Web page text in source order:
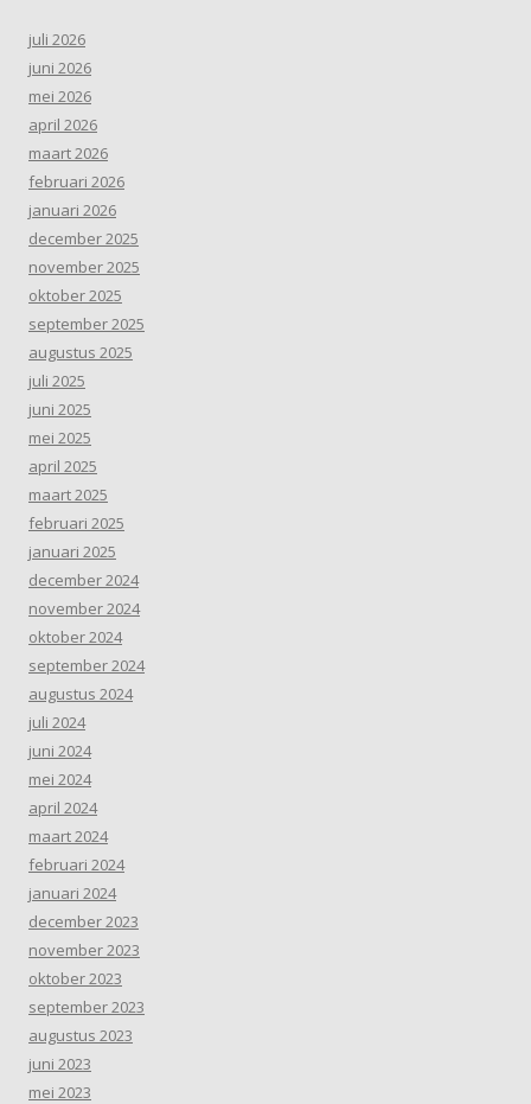
juli 2026
juni 2026
mei 2026
april 2026
maart 2026
februari 2026
januari 2026
december 2025
november 2025
oktober 2025
september 2025
augustus 2025
juli 2025
juni 2025
mei 2025
april 2025
maart 2025
februari 2025
januari 2025
december 2024
november 2024
oktober 2024
september 2024
augustus 2024
juli 2024
juni 2024
mei 2024
april 2024
maart 2024
februari 2024
januari 2024
december 2023
november 2023
oktober 2023
september 2023
augustus 2023
juni 2023
mei 2023